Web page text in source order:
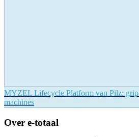
MYZEL Lifecycle Platform van Pilz: grip
machines
Over e-totaal